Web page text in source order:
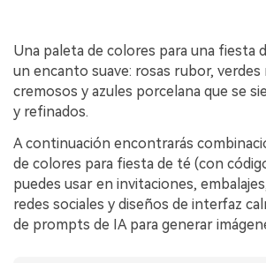
Una paleta de colores para una fiesta
un encanto suave: rosas rubor,
cremosos y azules porcelana que se
y refinados.
A continuación encontrarás
de colores para fiesta de té (con
puedes usar en invitaciones,
redes sociales y diseños de interfaz
de prompts de IA para generar